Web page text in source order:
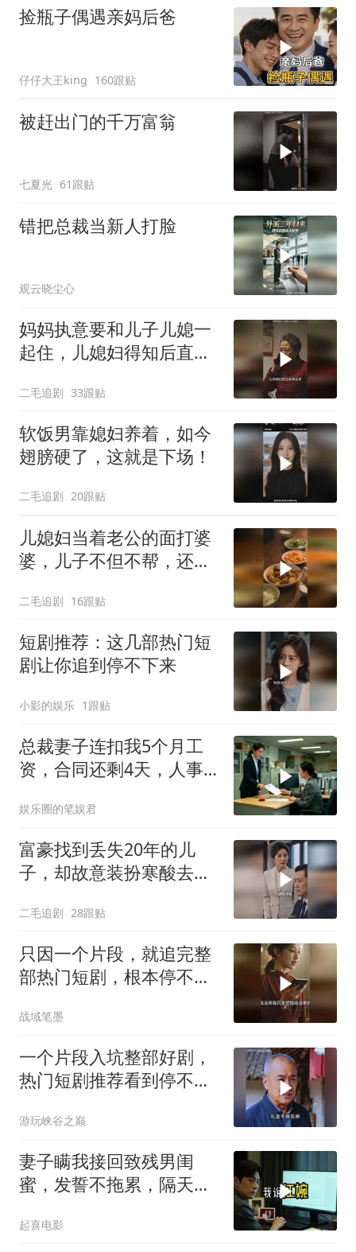
捡瓶子偶遇亲妈后爸
仔仔大王king 160跟贴
被赶出门的千万富翁
七夏光 61跟贴
错把总裁当新人打脸
观云晓尘心
妈妈执意要和儿子儿媳一
起住，儿媳妇得知后直接
二毛追剧 33跟贴
软饭男靠媳妇养着，如今
翅膀硬了，这就是下场！
二毛追剧 20跟贴
儿媳妇当着老公的面打婆
婆，儿子不但不帮，还助
二毛追剧 16跟贴
短剧推荐：这几部热门短
剧让你追到停不下来
小影的娱乐 1跟贴
总裁妻子连扣我5个月工
资，合同还剩4天，人事
娱乐圈的笔娱君
富豪找到丢失20年的儿
子，却故意装扮寒酸去相
二毛追剧 28跟贴
只因一个片段，就追完整
部热门短剧，根本停不下
战域笔墨
一个片段入坑整部好剧，
热门短剧推荐看到停不下
游玩峡谷之巅
妻子瞒我接回致残男闺
蜜，发誓不拖累，隔天我
起喜电影